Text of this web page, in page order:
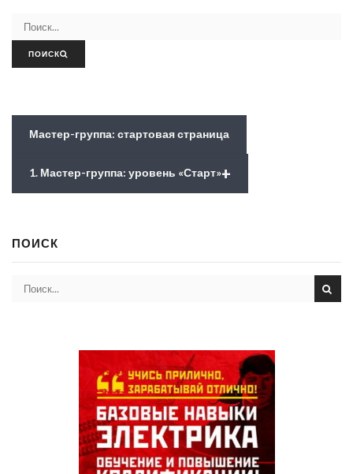
ПОИСК
Мастер-группа: стартовая страница
+
1. Мастер-группа: уровень «Старт»
ПОИСК